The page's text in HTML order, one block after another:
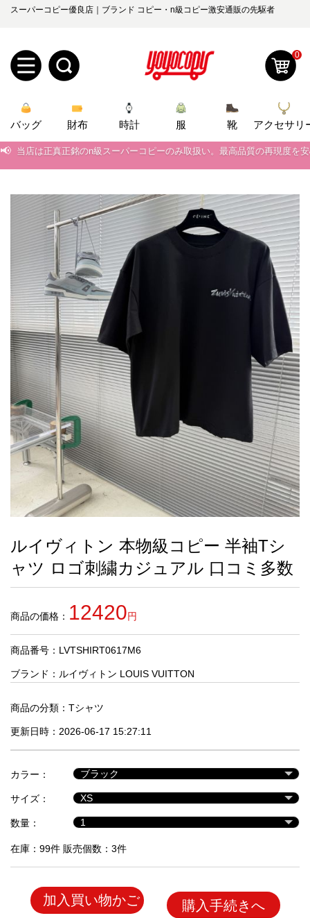
スーパーコピー優良店｜ブランド コピー・n級コピー激安通販の先駆者
規
ユ
登
録
ロ
グ
ダ
ー
管
理
知
ら
せ
yoyocopys@gmail.com
2026人気特集
バッグ
財布
時計
服
ズボン
衣装セット
靴
住まい用品
アクセサリー
ベルト
スカーフ
アイフォーンケ
ース
小物
お
す
商
品
人
商
セ
ル
品
0
バッグ 財布 時計 服 靴
アクセサリ
当店は正真正銘のn級スーパーコピーのみ取扱い。最高品質の再現度を
2026春の新作続々更新中！期間中のご注文でお得な割引をご利用いただ
新作入荷！ルイ・ヴィトンスーパーコピー バッグ最新モデルが登場。
ルイヴィトン 本物級コピー 半袖Tシ
ャツ ロゴ刺繍カジュアル 口コミ多数
商品の価格： 12420円
商品番号：LVTSHIRT0617M6
ブランド： ルイヴィトン LOUIS VUITTON
商品の分類： Tシャツ
更新日時：2026-06-17 15:27:11
カラー：
サイズ：
数量：
在庫：99件 販売個数：3件
加入買い物かご 購入手続きへ